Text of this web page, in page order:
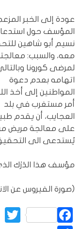
عودة إلى الخبر
المؤسف حول
نسيم أبو شاهين
معه، والسبب:
لمرضى كورونا
اتهامه بعدم دعوة
المواطنين إلى أخذ
أمر مستغرب في بلد
العجايب، أن يقدم
على معالجة مريض من
يُستدعى الى
مؤسف هذا الدَرْك الذي
(صورة الفيروس عن